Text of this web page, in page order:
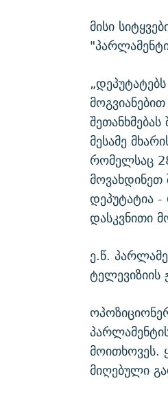
მისი
მესამე
რომელსაც
დეპუტატია
დასკვნითი
ე.წ.
ტელევიზიის
მოითხოვეს.
მიღებული